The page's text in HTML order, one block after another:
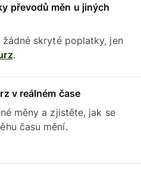
převodů měn u jiných
žádné skryté poplatky, jen
.
v reálném čase
měny a zjistěte, jak se
času mění.